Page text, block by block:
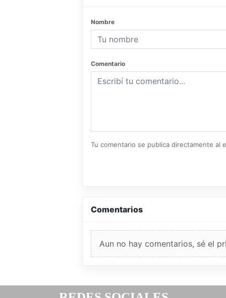
Nombre
Comentario
Tu comentario se publica directamente al
Comentarios
Aun no hay comentarios, sé el